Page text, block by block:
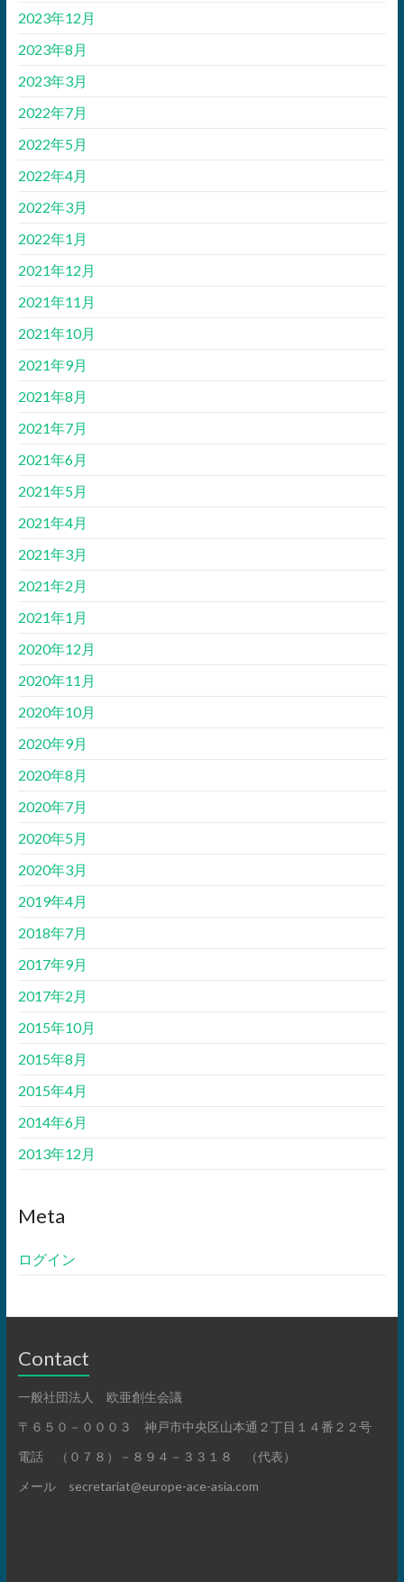
2023年12月
2023年8月
2023年3月
2022年7月
2022年5月
2022年4月
2022年3月
2022年1月
2021年12月
2021年11月
2021年10月
2021年9月
2021年8月
2021年7月
2021年6月
2021年5月
2021年4月
2021年3月
2021年2月
2021年1月
2020年12月
2020年11月
2020年10月
2020年9月
2020年8月
2020年7月
2020年5月
2020年3月
2019年4月
2018年7月
2017年9月
2017年2月
2015年10月
2015年8月
2015年4月
2014年6月
2013年12月
Meta
ログイン
Contact
一般社団法人 欧亜創生会議
〒６５０－０００３ 神戸市中央区山本通２丁目１４番２２号
電話 （０７８）－８９４－３３１８ （代表）
メール secretariat@europe-ace-asia.com